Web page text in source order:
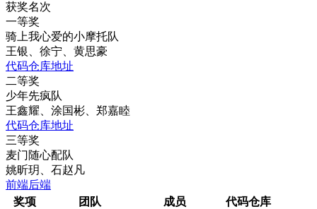
获奖名次
一等奖
骑上我心爱的小摩托队
王银、徐宁、黄思豪
代码仓库地址
二等奖
少年先疯队
王鑫耀、涂国彬、郑嘉睦
代码仓库地址
三等奖
麦门随心配队
姚昕玥、石赵凡
前端后端
奖项
团队 成员 代码仓库